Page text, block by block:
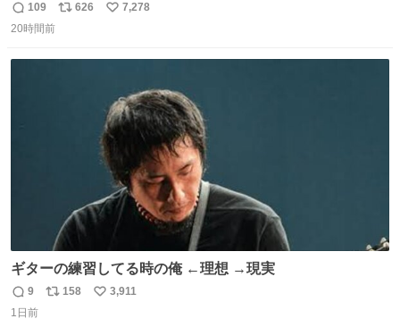
返
信
109
リ
626
い
7,278
20時間前
ギターの練習してる時の俺 ←理想 →現実
返
信
9
リ
158
い
3,911
1日前